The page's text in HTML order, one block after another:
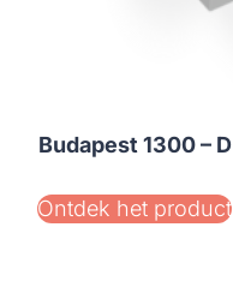
Budapest 1300 – D
Ontdek het product